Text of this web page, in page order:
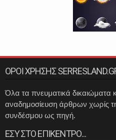
ΟΡΟΙ ΧΡΗΣΗΣ
Όλα τα πνευματικά
αναδημοσίευση άρθρων χωρίς
συνδέσμου ως πηγή.
ΕΣΥ ΣΤΟ ΕΠΙΚΕΝΤΡΟ...